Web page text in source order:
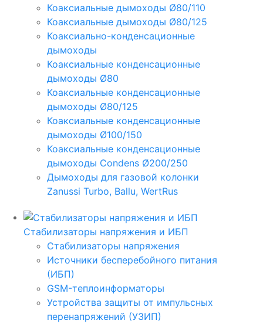
Коаксиальные дымоходы Ø80/110
Коаксиальные дымоходы Ø80/125
Коаксиально-конденсационные
дымоходы
Коаксиальные конденсационные
дымоходы Ø80
Коаксиальные конденсационные
дымоходы Ø80/125
Коаксиальные конденсационные
дымоходы Ø100/150
Коаксиальные конденсационные
дымоходы Condens Ø200/250
Дымоходы для газовой колонки
Zanussi Turbo, Ballu, WertRus
Стабилизаторы напряжения и ИБП
Стабилизаторы напряжения
Источники бесперебойного питания
(ИБП)
GSM-теплоинформаторы
Устройства защиты от импульсных
перенапряжений (УЗИП)